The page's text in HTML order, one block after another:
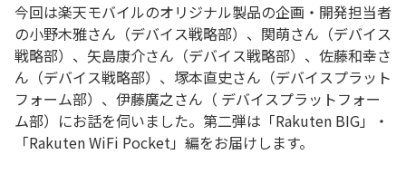
今回は楽天モバイルのオリジナル製品の企画・開発担当者
の小野木雅さん（デバイス戦略部）、関萌さん（デバイス
戦略部）、矢島康介さん（デバイス戦略部）、佐藤和幸さ
ん（デバイス戦略部）、塚本直史さん（デバイスプラット
フォーム部）、伊藤廣之さん（ デバイスプラットフォー
ム部）にお話を伺いました。第二弾は「Rakuten BIG」・
「Rakuten WiFi Pocket」編をお届けします。